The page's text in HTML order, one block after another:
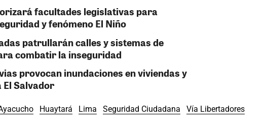
facultades legislativas para
y fenómeno El Niño
patrullarán calles y sistemas de
combatir la inseguridad
provocan inundaciones en viviendas y
El Salvador
Huaytará Lima Seguridad Ciudadana Vía Libertadores